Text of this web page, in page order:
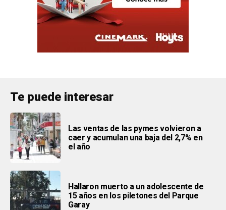
Te puede interesar
Las ventas de las pymes volvieron a
caer y acumulan una baja del 2,7% en
el año
Hallaron muerto a un adolescente de
15 años en los piletones del Parque
Garay